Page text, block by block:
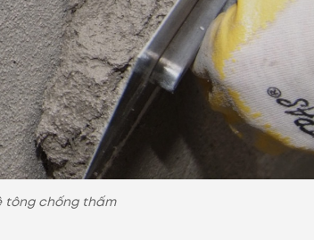
tông chống thấm